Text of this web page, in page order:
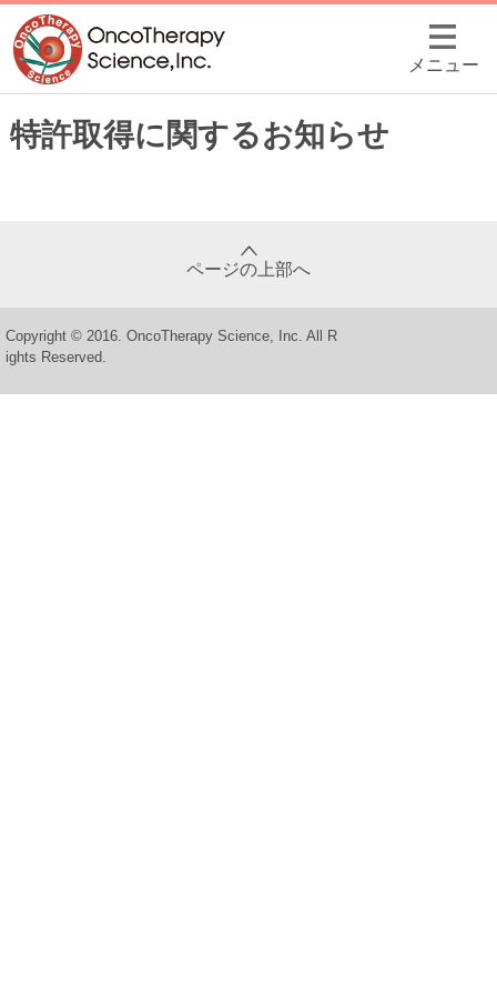
メニュー
特許取得に関するお知らせ
ページの上部へ
Copyright © 2016. OncoTherapy Science, Inc. All R
ights Reserved.